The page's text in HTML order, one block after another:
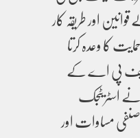
اور طریقہ کار
کا وعدہ کرتا
ایف پی اے کے
اسٹریٹجک
مساوات اور